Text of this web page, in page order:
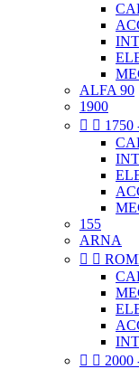
ALFA 90
1900
  1750
155
ARNA
 
  2000